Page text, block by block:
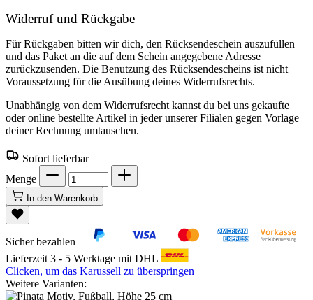
Widerruf und Rückgabe
Für Rückgaben bitten wir dich, den Rücksendeschein auszufüllen
und das Paket an die auf dem Schein angegebene Adresse
zurückzusenden. Die Benutzung des Rücksendescheins ist nicht
Voraussetzung für die Ausübung deines Widerrufsrechts.
Unabhängig von dem Widerrufsrecht kannst du bei uns gekaufte
oder online bestellte Artikel in jeder unserer Filialen gegen Vorlage
deiner Rechnung umtauschen.
Sofort lieferbar
Menge
In den Warenkorb
Sicher bezahlen
Lieferzeit 3 - 5 Werktage mit DHL
Clicken, um das Karussell zu überspringen
Weitere Varianten: